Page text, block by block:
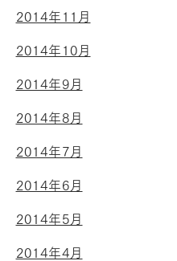
2014年11月
2014年10月
2014年9月
2014年8月
2014年7月
2014年6月
2014年5月
2014年4月